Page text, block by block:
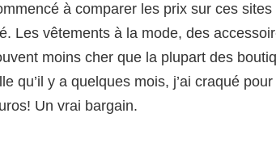
à comparer les prix sur ces sites
Les vêtements à la mode, des
moins cher que la plupart des
qu’il y a quelques mois, j’ai craqué
Un vrai bargain.